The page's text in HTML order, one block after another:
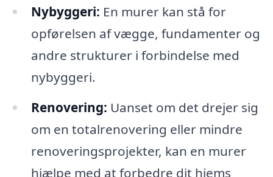
Nybyggeri: En murer kan stå for
opførelsen af vægge, fundamenter og
andre strukturer i forbindelse med
nybyggeri.
Renovering: Uanset om det drejer sig
om en totalrenovering eller mindre
renoveringsprojekter, kan en murer
hjælpe med at forbedre dit hjems